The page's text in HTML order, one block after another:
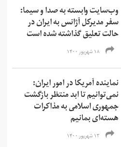
وب‌سایت وابسته به صدا و سیما:
سفر مدیرکل آژانس به ایران در
حالت تعلیق گذاشته شده است
۱۸ شهریور ۱۴۰۰
نماینده آمریکا در امور ایران:
نمی‌‌توانیم تا ابد منتظر بازگشت
جمهوری اسلامی به مذاکرات
هسته‌ای بمانیم
۱۳ شهریور ۱۴۰۰